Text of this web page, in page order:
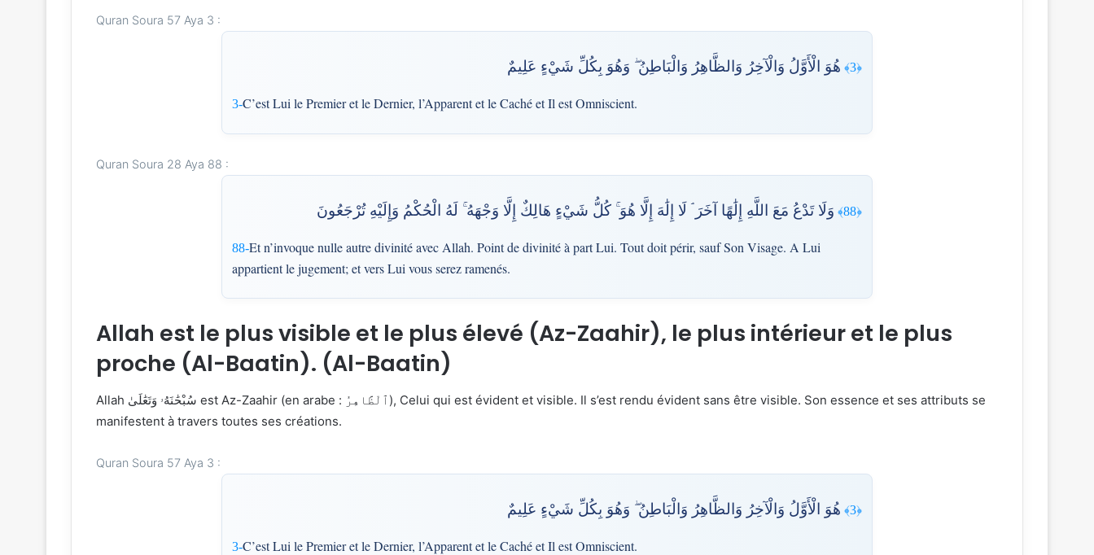
Quran Soura 57 Aya 3 :
﴿3﴾ هُوَ الْأَوَّلُ وَالْآخِرُ وَالظَّاهِرُ وَالْبَاطِنُ ۖ وَهُوَ بِكُلِّ شَيْءٍ عَلِيمٌ
3-C’est Lui le Premier et le Dernier, l’Apparent et le Caché et Il est Omniscient.
Quran Soura 28 Aya 88 :
﴿88﴾ وَلَا تَدْعُ مَعَ اللَّهِ إِلَٰهًا آخَرَ ۘ لَا إِلَٰهَ إِلَّا هُوَ ۚ كُلُّ شَيْءٍ هَالِكٌ إِلَّا وَجْهَهُ ۚ لَهُ الْحُكْمُ وَإِلَيْهِ تُرْجَعُونَ
88-Et n’invoque nulle autre divinité avec Allah. Point de divinité à part Lui. Tout doit périr, sauf Son Visage. A Lui
appartient le jugement; et vers Lui vous serez ramenés.
Allah est le plus visible et le plus élevé (Az-Zaahir), le plus intérieur et le plus
proche (Al-Baatin). (Al-Baatin)
Allah سُبْحَٰنَهُۥ وَتَعَٰلَىٰ est Az-Zaahir (en arabe : ٱلْظَّاهِرُ), Celui qui est évident et visible. Il s’est rendu évident sans être visible. Son essence et ses attributs se
manifestent à travers toutes ses créations.
Quran Soura 57 Aya 3 :
﴿3﴾ هُوَ الْأَوَّلُ وَالْآخِرُ وَالظَّاهِرُ وَالْبَاطِنُ ۖ وَهُوَ بِكُلِّ شَيْءٍ عَلِيمٌ
3-C’est Lui le Premier et le Dernier, l’Apparent et le Caché et Il est Omniscient.